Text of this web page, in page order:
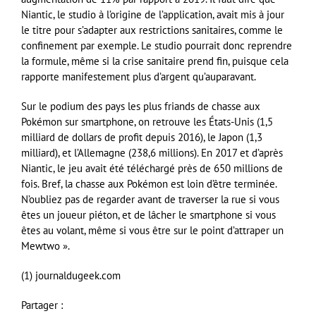
Niantic, le studio à l’origine de l’application, avait mis à jour
le titre pour s’adapter aux restrictions sanitaires, comme le
confinement par exemple. Le studio pourrait donc reprendre
la formule, même si la crise sanitaire prend fin, puisque cela
rapporte manifestement plus d’argent qu’auparavant.
Sur le podium des pays les plus friands de chasse aux
Pokémon sur smartphone, on retrouve les États-Unis (1,5
milliard de dollars de profit depuis 2016), le Japon (1,3
milliard), et l’Allemagne (238,6 millions). En 2017 et d’après
Niantic, le jeu avait été téléchargé près de 650 millions de
fois. Bref, la chasse aux Pokémon est loin d’être terminée.
N’oubliez pas de regarder avant de traverser la rue si vous
êtes un joueur piéton, et de lâcher le smartphone si vous
êtes au volant, même si vous être sur le point d’attraper un
Mewtwo ».
(1) journaldugeek.com
Partager :